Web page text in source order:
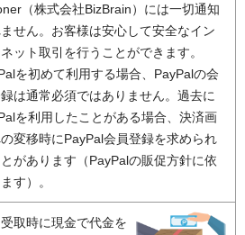
（株式会社BizBrain）には一切通知
せん。お客様は安心して安全なイン
ット取引を行うことができます。
を初めて利用する場合、PayPalの会
は通常必須ではありません。過去に
を利用したことがある場合、決済画
変移時にPayPal会員登録を求められ
があります（PayPalの販促方針に依
す）。
取時に現金で代金を